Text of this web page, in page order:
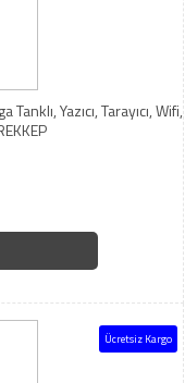
Yazıcı, Tarayıcı, Wifi,
Ücretsiz Kargo